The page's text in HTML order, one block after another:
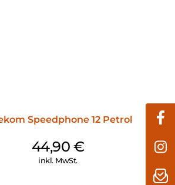
Speedphone 12 Petrol
44,90 €
inkl. MwSt.